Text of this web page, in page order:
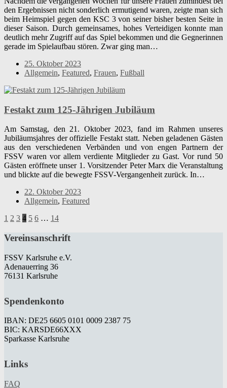
den Ergebnissen nicht sonderlich ermutigend waren, zeigte man sich
beim Heimspiel gegen den KSC 3 von seiner bisher besten Seite in
dieser Saison. Durch gemeinsames, hohes Verteidigen konnte man
deutlich mehr Zugriff auf das Spiel bekommen und die Gegnerinnen
gerade im Spielaufbau stören. Zwar ging man…
25. Oktober 2023
Allgemein, Featured, Frauen, Fußball
Festakt zum 125-Jährigen Jubiläum
Am Samstag, den 21. Oktober 2023, fand im Rahmen unseres
Jubiläumsjahres der offizielle Festakt statt. Neben geladenen Gästen
aus den verschiedenen Verbänden und von engen Partnern der
FSSV waren vor allem verdiente Mitglieder zu Gast. Vor rund 50
Gästen eröffnete unser 1. Vorsitzender Peter Marx die Veranstaltung
und blickte auf die bewegte FSSV-Vergangenheit zurück. In…
22. Oktober 2023
Allgemein, Featured
1 2 3 4 5 6 … 14
Vereinsanschrift
FSSV Karlsruhe e.V.
Adenauerring 36
76131 Karlsruhe
Spendenkonto
IBAN: DE25 6605 0101 0009 2387 75
BIC: KARSDE66XXX
Sparkasse Karlsruhe
Links
FAQ